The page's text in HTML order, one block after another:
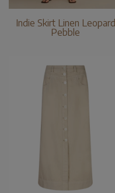
Indie Skirt Linen Leopard
Pebble